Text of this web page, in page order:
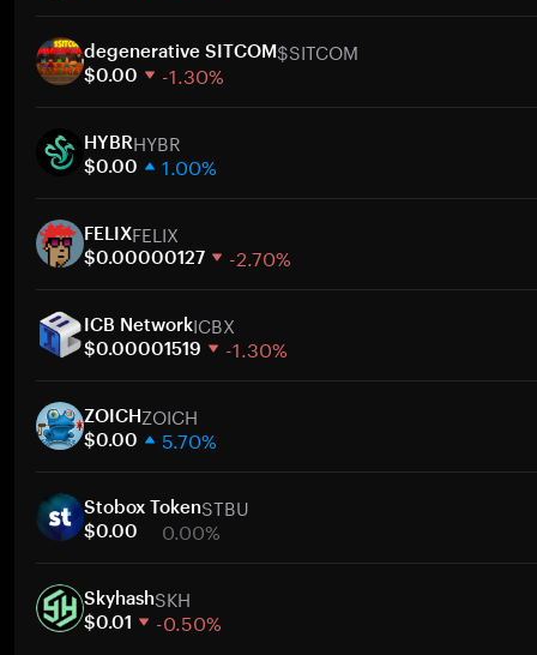
30日間
時価総額
degenerative SITCOM$SITCOM
$0.00 -1.30%
30日間
時価総額
HYBRHYBR
$0.00 1.00%
30日間
時価総額
FELIXFELIX
$0.00000127 -2.70%
30日間
時価総額
ICB NetworkICBX
$0.00001519 -1.30%
30日間
時価総額
ZOICHZOICH
$0.00 5.70%
30日間
時価総額
Stobox TokenSTBU
$0.00 0.00%
30日間
時価総額
SkyhashSKH
$0.01 -0.50%